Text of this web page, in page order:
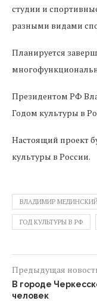
студии и
разными видами
Планируется
Президентом РФ
Годом культуры в
Настоящий проект
культуры в России.
ВЛАДИМИР
ГОД КУЛЬТУРЫ В РФ
Предыдущая
В городе
человек